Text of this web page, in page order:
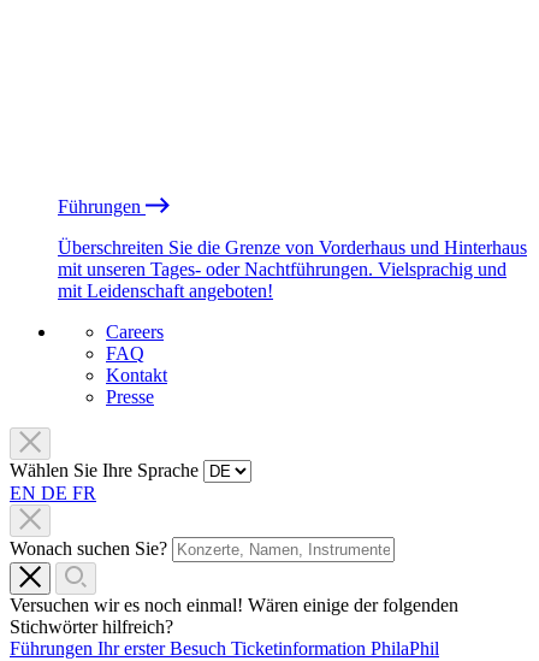
Führungen
Überschreiten Sie die Grenze von Vorderhaus und Hinterhaus
mit unseren Tages- oder Nachtführungen. Vielsprachig und
mit Leidenschaft angeboten!
Careers
FAQ
Kontakt
Presse
Wählen Sie Ihre Sprache
EN DE FR
Wonach suchen Sie?
Versuchen wir es noch einmal! Wären einige der folgenden
Stichwörter hilfreich?
Führungen Ihr erster Besuch Ticketinformation PhilaPhil